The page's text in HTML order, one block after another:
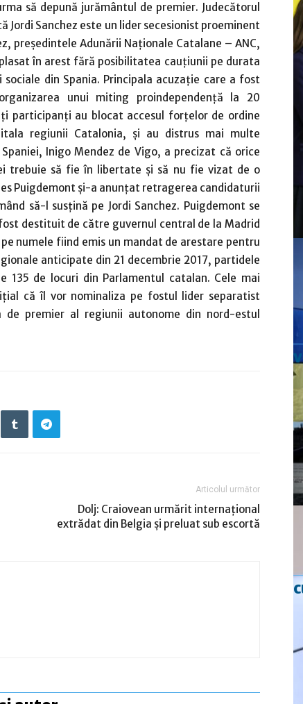
să depună jurământul de premier. Judecătorul
Jordi Sanchez este un lider secesionist proeminent
preşedintele Adunării Naţionale Catalane – ANC,
în arest fără posibilitatea cauţiunii pe durata
din Spania. Principala acuzaţie care a fost
unui miting proindependenţă la 20
participanţi au blocat accesul forţelor de ordine
regiunii Catalonia, şi au distrus mai multe
Inigo Mendez de Vigo, a precizat că orice
trebuie să fie în libertate şi să nu fie vizat de o
Puigdemont şi-a anunţat retragerea candidaturii
să-l susţină pe Jordi Sanchez. Puigdemont se
destituit de către guvernul central de la Madrid
numele fiind emis un mandat de arestare pentru
anticipate din 21 decembrie 2017, partidele
de locuri din Parlamentul catalan. Cele mai
că îl vor nominaliza pe fostul lider separatist
premier al regiunii autonome din nord-estul
Articolul următor
Dolj: Craiovean urmărit internațional
extrădat din Belgia și preluat sub escortă